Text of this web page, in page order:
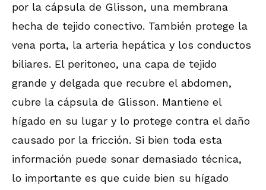
por la cápsula de Glisson, una membrana
hecha de tejido conectivo. También protege la
vena porta, la arteria hepática y los conductos
biliares. El peritoneo, una capa de tejido
grande y delgada que recubre el abdomen,
cubre la cápsula de Glisson. Mantiene el
hígado en su lugar y lo protege contra el daño
causado por la fricción. Si bien toda esta
información puede sonar demasiado técnica,
lo importante es que cuide bien su hígado